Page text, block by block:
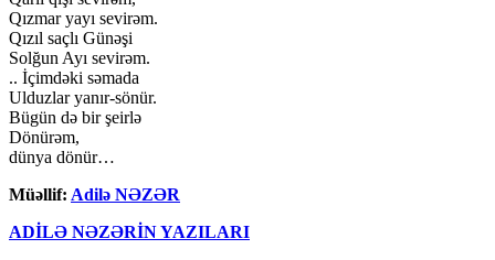
Qızmar yayı sevirəm.
Qızıl saçlı Günəşi
Solğun Ayı sevirəm.
.. İçimdəki səmada
Ulduzlar yanır-sönür.
Bügün də bir şeirlə
Dönürəm,
dünya dönür…
Müəllif: Adilə NƏZƏR
ADİLƏ NƏZƏRİN YAZILARI